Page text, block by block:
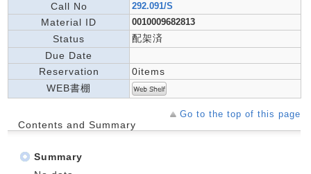
Call No
292.091/S
Material ID 0010009682813
Status
配架済
Due Date
Reservation
0items
WEB書棚
Go to the top of this page
Contents and Summary
Summary